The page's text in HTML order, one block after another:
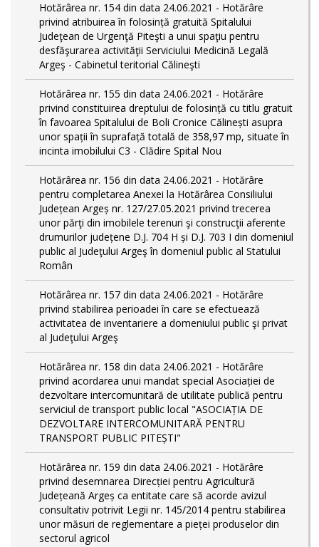
Hotărârea nr. 154 din data 24.06.2021 - Hotărâre
privind atribuirea în folosință gratuită Spitalului
Judeţean de Urgenţă Piteşti a unui spaţiu pentru
desfăşurarea activităţii Serviciului Medicină Legală
Argeş - Cabinetul teritorial Călineşti
Hotărârea nr. 155 din data 24.06.2021 - Hotărâre
privind constituirea dreptului de folosință cu titlu gratuit
în favoarea Spitalului de Boli Cronice Călinești asupra
unor spații în suprafață totală de 358,97 mp, situate în
incinta imobilului C3 - Clădire Spital Nou
Hotărârea nr. 156 din data 24.06.2021 - Hotărâre
pentru completarea Anexei la Hotărârea Consiliului
Județean Argeș nr. 127/27.05.2021 privind trecerea
unor părţi din imobilele terenuri şi construcţii aferente
drumurilor județene D.J. 704 H și D.J. 703 I din domeniul
public al Judeţului Argeş în domeniul public al Statului
Român
Hotărârea nr. 157 din data 24.06.2021 - Hotărâre
privind stabilirea perioadei în care se efectuează
activitatea de inventariere a domeniului public şi privat
al Judeţului Argeş
Hotărârea nr. 158 din data 24.06.2021 - Hotărâre
privind acordarea unui mandat special Asociației de
dezvoltare intercomunitară de utilitate publică pentru
serviciul de transport public local "ASOCIAȚIA DE
DEZVOLTARE INTERCOMUNITARĂ PENTRU
TRANSPORT PUBLIC PITEȘTI"
Hotărârea nr. 159 din data 24.06.2021 - Hotărâre
privind desemnarea Direcției pentru Agricultură
Județeană Argeș ca entitate care să acorde avizul
consultativ potrivit Legii nr. 145/2014 pentru stabilirea
unor măsuri de reglementare a pieței produselor din
sectorul agricol